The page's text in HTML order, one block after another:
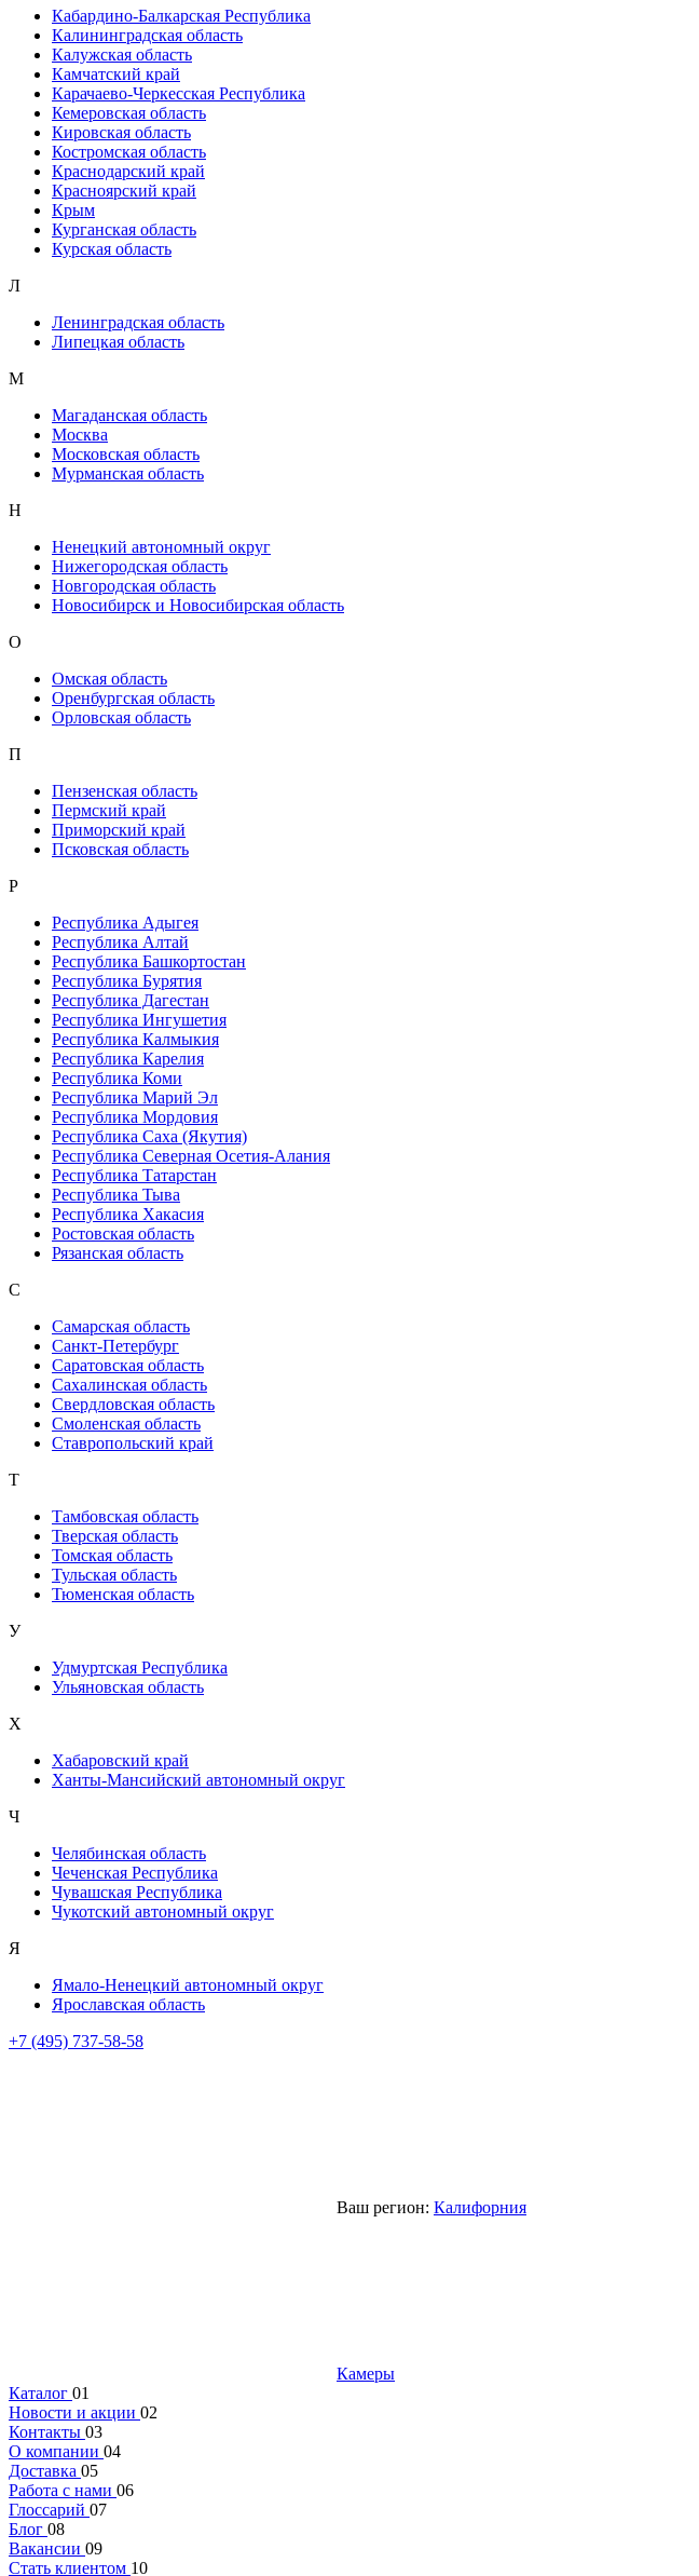
Кабардино-Балкарская Республика
Калининградская область
Калужская область
Камчатский край
Карачаево-Черкесская Республика
Кемеровская область
Кировская область
Костромская область
Краснодарский край
Красноярский край
Крым
Курганская область
Курская область
Л
Ленинградская область
Липецкая область
М
Магаданская область
Москва
Московская область
Мурманская область
Н
Ненецкий автономный округ
Нижегородская область
Новгородская область
Новосибирск и Новосибирская область
О
Омская область
Оренбургская область
Орловская область
П
Пензенская область
Пермский край
Приморский край
Псковская область
Р
Республика Адыгея
Республика Алтай
Республика Башкортостан
Республика Бурятия
Республика Дагестан
Республика Ингушетия
Республика Калмыкия
Республика Карелия
Республика Коми
Республика Марий Эл
Республика Мордовия
Республика Саха (Якутия)
Республика Северная Осетия-Алания
Республика Татарстан
Республика Тыва
Республика Хакасия
Ростовская область
Рязанская область
С
Самарская область
Санкт-Петербург
Саратовская область
Сахалинская область
Свердловская область
Смоленская область
Ставропольский край
Т
Тамбовская область
Тверская область
Томская область
Тульская область
Тюменская область
У
Удмуртская Республика
Ульяновская область
Х
Хабаровский край
Ханты-Мансийский автономный округ
Ч
Челябинская область
Чеченская Республика
Чувашская Республика
Чукотский автономный округ
Я
Ямало-Ненецкий автономный округ
Ярославская область
+7 (495) 737-58-58
Ваш регион: Калифорния
Камеры
Каталог 01
Новости и акции 02
Контакты 03
О компании 04
Доставка 05
Работа с нами 06
Глоссарий 07
Блог 08
Вакансии 09
Стать клиентом 10